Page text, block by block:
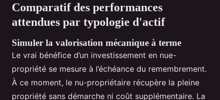
Comparatif des performances
attendues par typologie d'actif
Simuler la valorisation mécanique à terme
Le vrai bénéfice d’un investissement en nue-
propriété se mesure à l’échéance du remembrement.
À ce moment, le nu-propriétaire récupère la pleine
propriété sans démarche ni coût supplémentaire. La